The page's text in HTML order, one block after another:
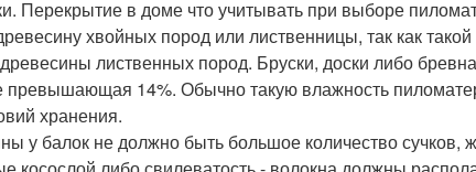
Перекрытие в доме что учитывать при выборе
хвойных пород или лиственницы, так как
лиственных пород. Бруски, доски либо
превышающая 14%. Обычно такую влажность
хранения.
у балок не должно быть большое количество сучков,